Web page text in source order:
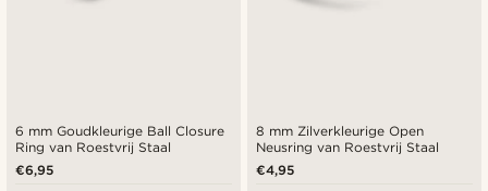
6 mm Goudkleurige Ball Closure
Ring van Roestvrij Staal
€6,95
8 mm Zilverkleurige Open
Neusring van Roestvrij Staal
€4,95